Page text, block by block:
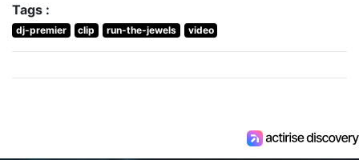
Tags :
dj-premier clip run-the-jewels video